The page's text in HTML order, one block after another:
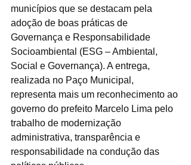
municípios que se destacam pela
adoção de boas práticas de
Governança e Responsabilidade
Socioambiental (ESG – Ambiental,
Social e Governança). A entrega,
realizada no Paço Municipal,
representa mais um reconhecimento ao
governo do prefeito Marcelo Lima pelo
trabalho de modernização
administrativa, transparência e
responsabilidade na condução das